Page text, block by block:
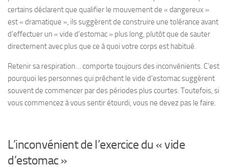
certains déclarent que qualifier le mouvement de « dangereux »
est « dramatique », ils suggèrent de construire une tolérance avant
d’effectuer un « vide d’estomac » plus long, plutôt que de sauter
directement avec plus que ce à quoi votre corps est habitué.
Retenir sa respiration… comporte toujours des inconvénients. C’est
pourquoi les personnes qui prêchent le vide d’estomac suggèrent
souvent de commencer par des périodes plus courtes. Toutefois, si
vous commencez à vous sentir étourdi, vous ne devez pas le faire.
L’inconvénient de l’exercice du « vide
d’estomac »